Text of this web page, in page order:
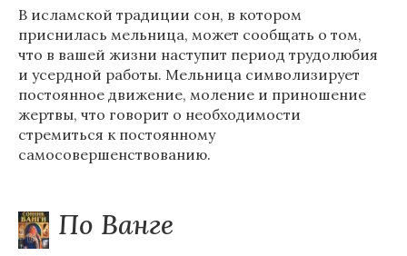
В исламской традиции сон, в котором
приснилась мельница, может сообщать о том,
что в вашей жизни наступит период трудолюбия
и усердной работы. Мельница символизирует
постоянное движение, моление и приношение
жертвы, что говорит о необходимости
стремиться к постоянному
самосовершенствованию.
По Ванге